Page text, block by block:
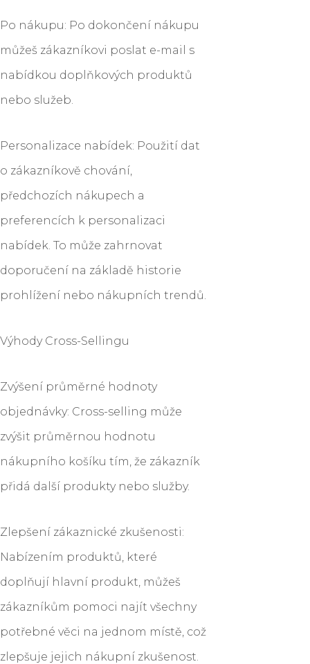
Po nákupu: Po dokončení nákupu
můžeš zákazníkovi poslat e-mail s
nabídkou doplňkových produktů
nebo služeb.
Personalizace nabídek: Použití dat
o zákazníkově chování,
předchozích nákupech a
preferencích k personalizaci
nabídek. To může zahrnovat
doporučení na základě historie
prohlížení nebo nákupních trendů.
Výhody Cross-Sellingu
Zvýšení průměrné hodnoty
objednávky: Cross-selling může
zvýšit průměrnou hodnotu
nákupního košíku tím, že zákazník
přidá další produkty nebo služby.
Zlepšení zákaznické zkušenosti:
Nabízením produktů, které
doplňují hlavní produkt, můžeš
zákazníkům pomoci najít všechny
potřebné věci na jednom místě, což
zlepšuje jejich nákupní zkušenost.